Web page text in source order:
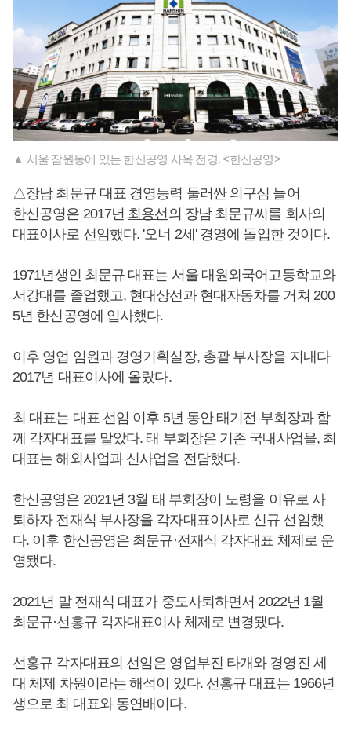
▲ 서울 잠원동에 있는 한신공영 사옥 전경. <한신공영>
△장남 최문규 대표 경영능력 둘러싼 의구심 늘어
한신공영은 2017년 최용선 의 장남 최문규씨를 회사의
대표이사로 선임했다. '오너 2세' 경영에 돌입한 것이다.
1971년생인 최문규 대표는 서울 대원외국어고등학교와
서강대를 졸업했고, 현대상선과 현대자동차를 거쳐 200
5년 한신공영에 입사했다.
이후 영업 임원과 경영기획실장, 총괄 부사장을 지내다
2017년 대표이사에 올랐다.
최 대표는 대표 선임 이후 5년 동안 태기전 부회장과 함
께 각자대표를 맡았다. 태 부회장은 기존 국내사업을, 최
대표는 해외사업과 신사업을 전담했다.
한신공영은 2021년 3월 태 부회장이 노령을 이유로 사
퇴하자 전재식 부사장을 각자대표이사로 신규 선임했
다. 이후 한신공영은 최문규·전재식 각자대표 체제로 운
영됐다.
2021년 말 전재식 대표가 중도사퇴하면서 2022년 1월
최문규·선홍규 각자대표이사 체제로 변경됐다.
선홍규 각자대표의 선임은 영업부진 타개와 경영진 세
대 체제 차원이라는 해석이 있다. 선홍규 대표는 1966년
생으로 최 대표와 동연배이다.